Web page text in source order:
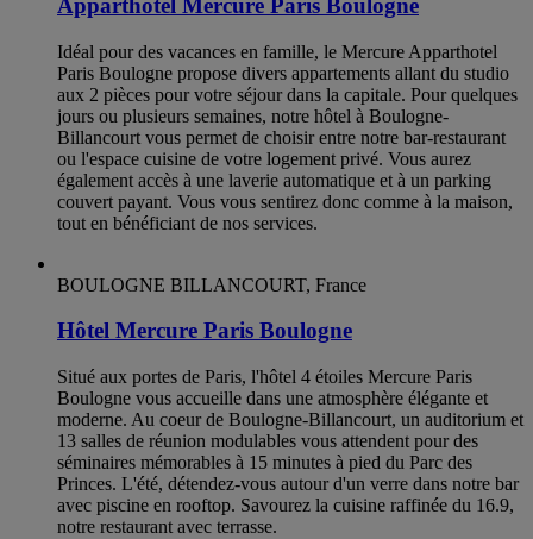
Apparthotel Mercure Paris Boulogne
Idéal pour des vacances en famille, le Mercure Apparthotel
Paris Boulogne propose divers appartements allant du studio
aux 2 pièces pour votre séjour dans la capitale. Pour quelques
jours ou plusieurs semaines, notre hôtel à Boulogne-
Billancourt vous permet de choisir entre notre bar-restaurant
ou l'espace cuisine de votre logement privé. Vous aurez
également accès à une laverie automatique et à un parking
couvert payant. Vous vous sentirez donc comme à la maison,
tout en bénéficiant de nos services.
BOULOGNE BILLANCOURT, France
Hôtel Mercure Paris Boulogne
Situé aux portes de Paris, l'hôtel 4 étoiles Mercure Paris
Boulogne vous accueille dans une atmosphère élégante et
moderne. Au coeur de Boulogne-Billancourt, un auditorium et
13 salles de réunion modulables vous attendent pour des
séminaires mémorables à 15 minutes à pied du Parc des
Princes. L'été, détendez-vous autour d'un verre dans notre bar
avec piscine en rooftop. Savourez la cuisine raffinée du 16.9,
notre restaurant avec terrasse.